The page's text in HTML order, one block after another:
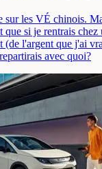
sur les VÉ chinois.
que si je rentrais chez
(de l'argent que j'ai
avec quoi?